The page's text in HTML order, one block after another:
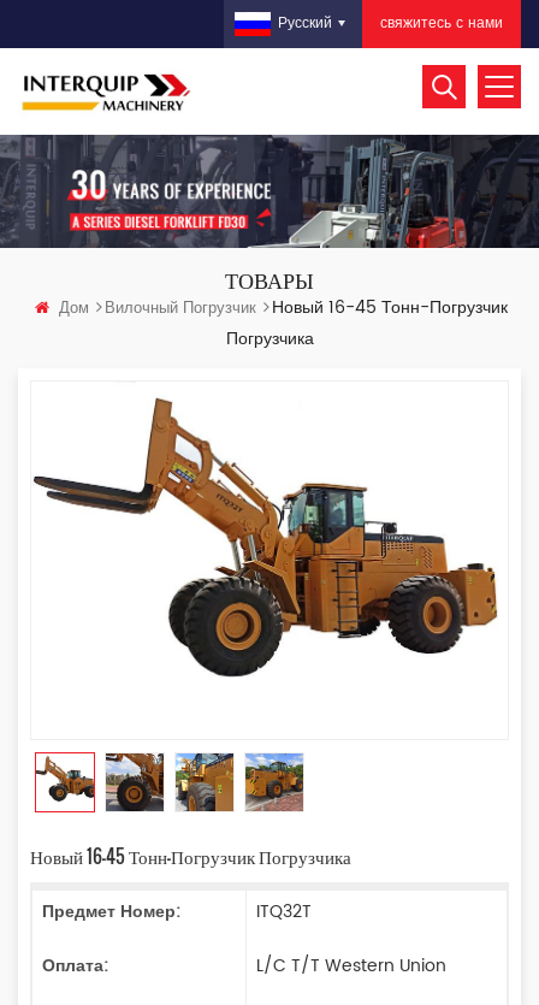
свяжитесь с нами
Русский
ТОВАРЫ
Дом Вилочный Погрузчик
Новый 16-45 Тонн-Погрузчик
Погрузчика
Новый 16-45 Тонн-Погрузчик Погрузчика
Предмет Номер:
ITQ32T
Оплата:
L/C T/T Western Union